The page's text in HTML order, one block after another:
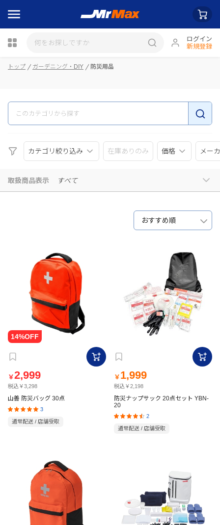
ログイン
新規登録
瓶詰
トップ ガーデニング・DIY 防災用品
カテゴリ絞り込み 在庫ありのみ 価格 メー
取扱商品表示 すべて
おすすめ順
￥2,999
税込￥3,298
山善 防災バッグ 30点
3
通常配送 / 店舗受取
￥ 1,999
税込￥2,198
防災ナップサック 20点セット YBN-
20
2
通常配送 / 店舗受取